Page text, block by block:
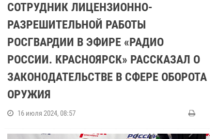
СОТРУДНИК ЛИЦЕНЗИОННО-
РАЗРЕШИТЕЛЬНОЙ РАБОТЫ
РОСГВАРДИИ В ЭФИРЕ «РАДИО
РОССИИ. КРАСНОЯРСК» РАССКАЗАЛ О
ЗАКОНОДАТЕЛЬСТВЕ В СФЕРЕ ОБОРОТА
ОРУЖИЯ
16 июля 2024, 08:57